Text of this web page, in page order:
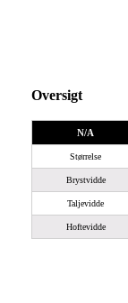
Oversigt
N/A
Størrelse
Brystvidde
Taljevidde
Hoftevidde